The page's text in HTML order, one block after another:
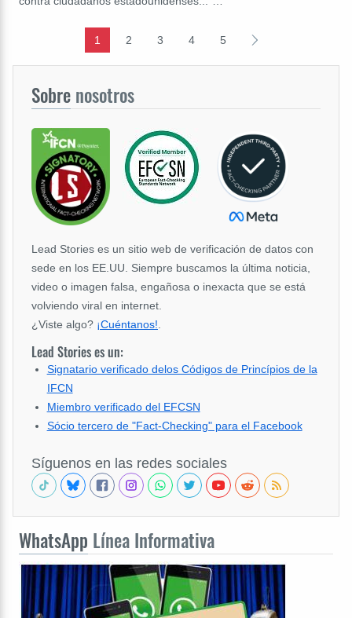
1 2 3 4 5
Sobre nosotros
Lead Stories es un sitio web de verificación de datos con
sede en los EE.UU. Siempre buscamos la última noticia,
video o imagen falsa, engañosa o inexacta que se está
volviendo viral en internet.
¿Viste algo? ¡Cuéntanos!
Lead Stories es un:
Signatario verificado delos Códigos de Princípios de la
IFCN
Miembro verificado del EFCSN
Sócio tercero de "Fact-Checking" para el Facebook
Síguenos en las redes sociales
WhatsApp Línea Informativa